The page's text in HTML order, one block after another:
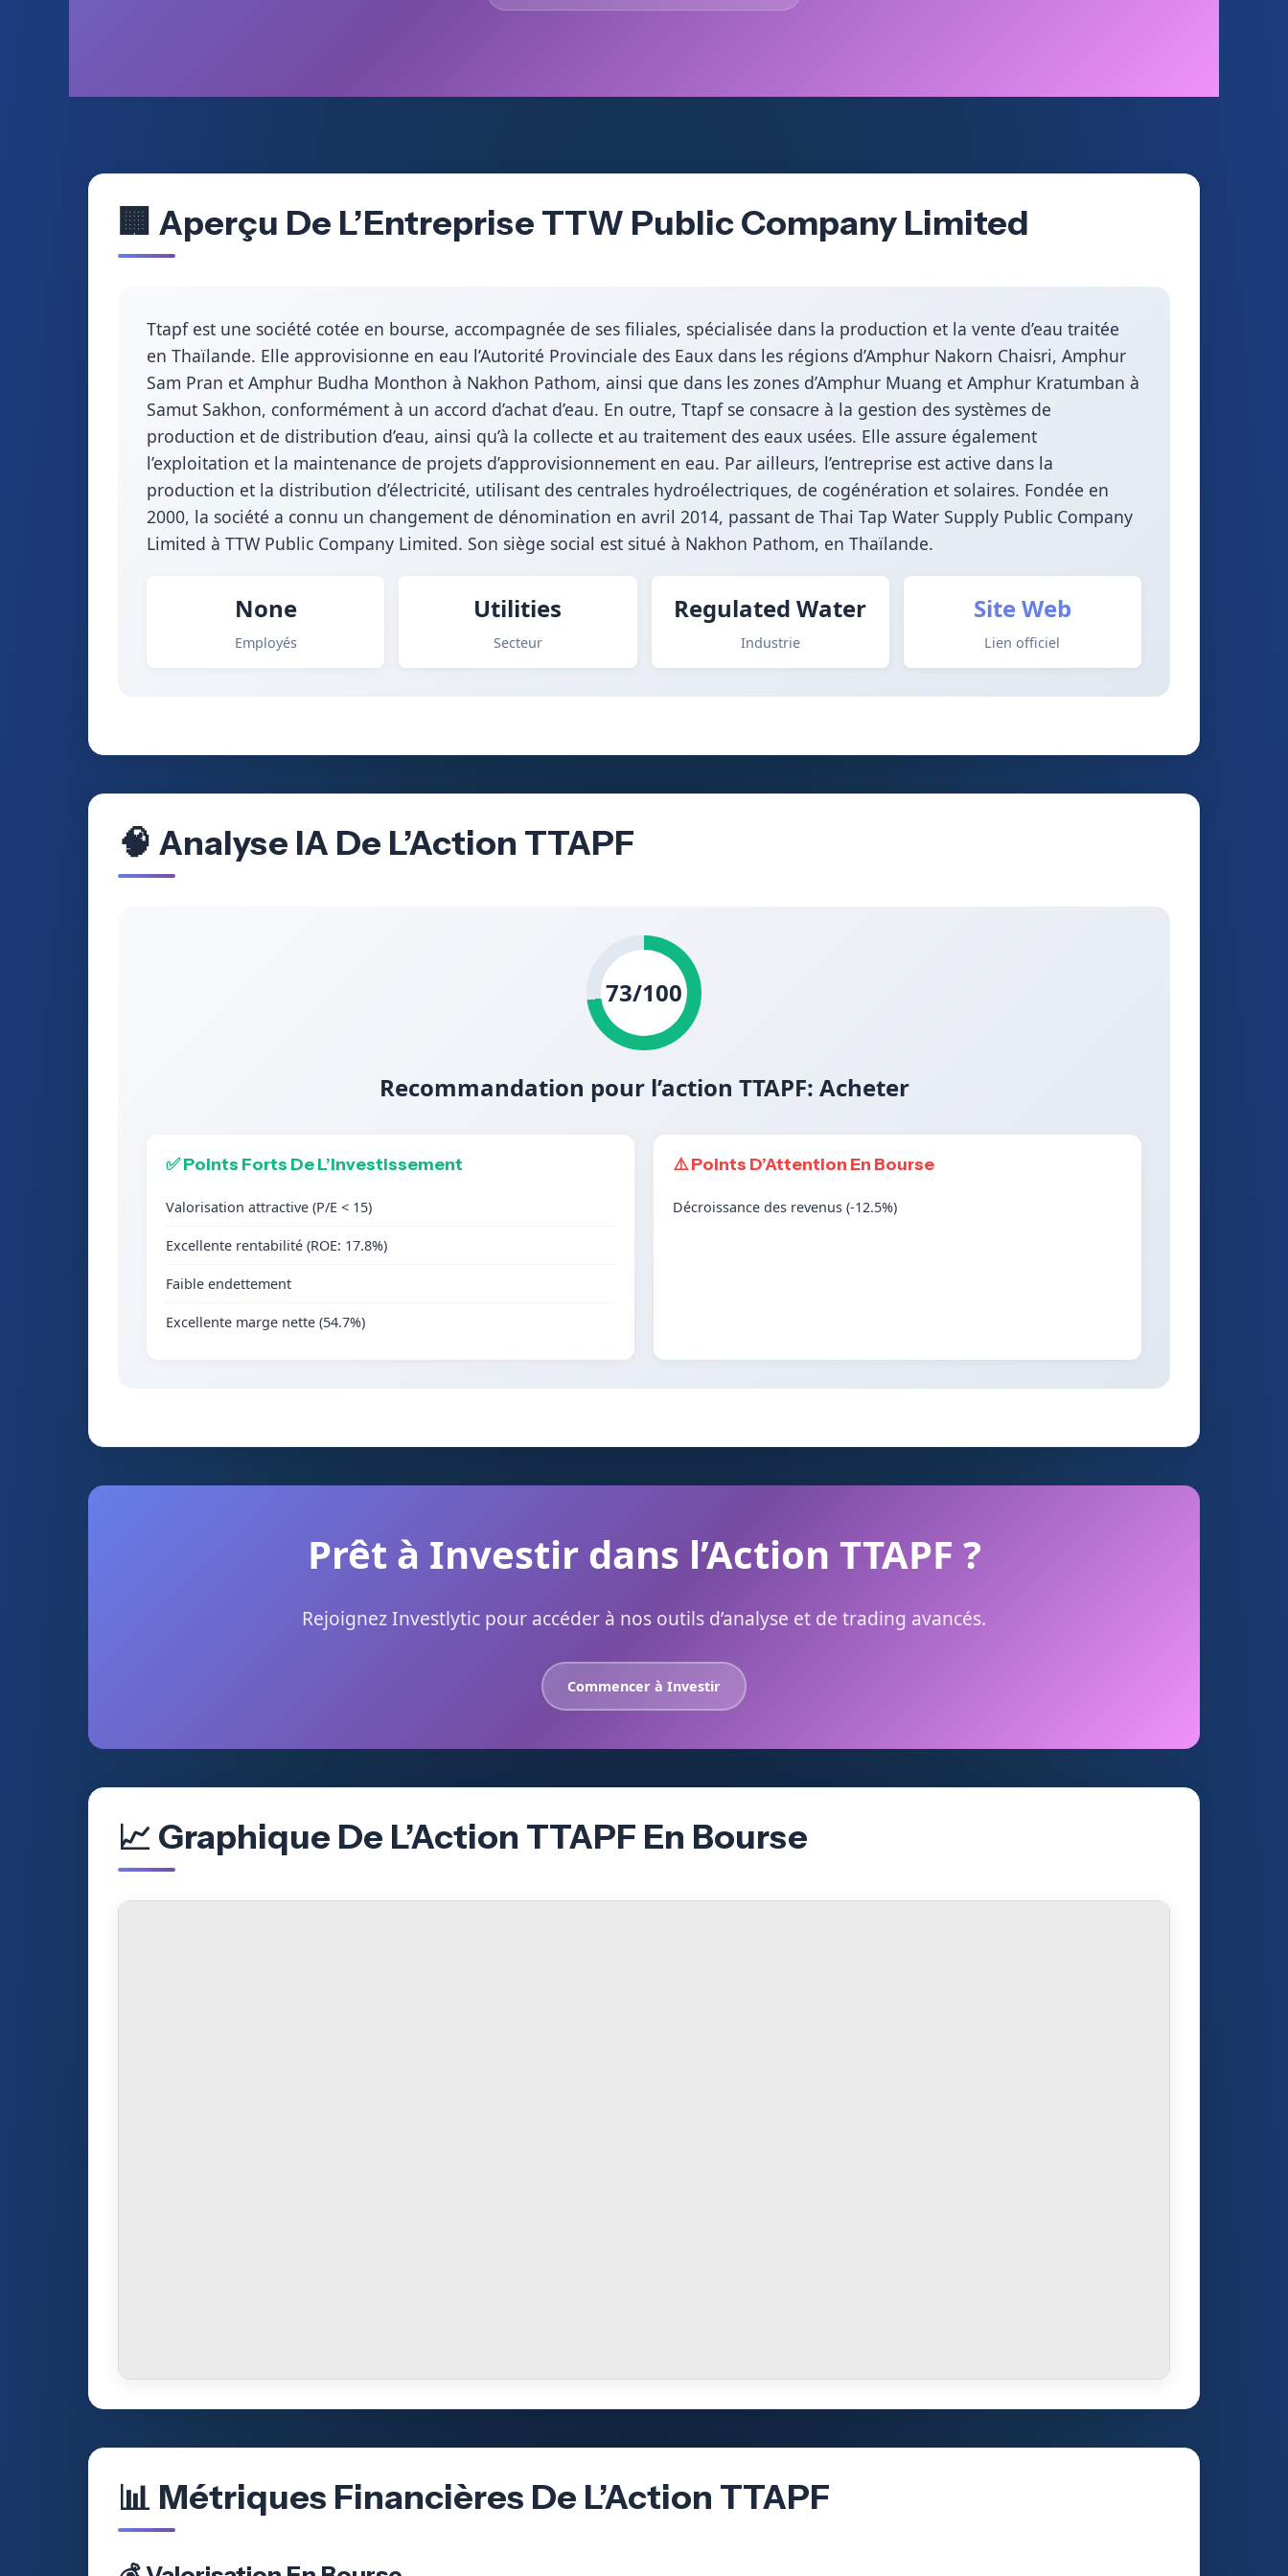
🏢 Aperçu De L’Entreprise TTW Public Company Limited
Ttapf est une société cotée en bourse, accompagnée de ses filiales, spécialisée dans la production et la vente d’eau traitée
en Thaïlande. Elle approvisionne en eau l’Autorité Provinciale des Eaux dans les régions d’Amphur Nakorn Chaisri, Amphur
Sam Pran et Amphur Budha Monthon à Nakhon Pathom, ainsi que dans les zones d’Amphur Muang et Amphur Kratumban à
Samut Sakhon, conformément à un accord d’achat d’eau. En outre, Ttapf se consacre à la gestion des systèmes de
production et de distribution d’eau, ainsi qu’à la collecte et au traitement des eaux usées. Elle assure également
l’exploitation et la maintenance de projets d’approvisionnement en eau. Par ailleurs, l’entreprise est active dans la
production et la distribution d’électricité, utilisant des centrales hydroélectriques, de cogénération et solaires. Fondée en
2000, la société a connu un changement de dénomination en avril 2014, passant de Thai Tap Water Supply Public Company
Limited à TTW Public Company Limited. Son siège social est situé à Nakhon Pathom, en Thaïlande.
None
Employés
Utilities
Secteur
Regulated Water
Industrie
Site Web
Lien officiel
🧠 Analyse IA De L’Action TTAPF
73/100
Recommandation pour l’action TTAPF: Acheter
✅ Points Forts De L’Investissement
Valorisation attractive (P/E < 15)
Excellente rentabilité (ROE: 17.8%)
Faible endettement
Excellente marge nette (54.7%)
⚠️ Points D’Attention En Bourse
Décroissance des revenus (-12.5%)
Prêt à Investir dans l’Action TTAPF ?
Rejoignez Investlytic pour accéder à nos outils d’analyse et de trading avancés.
Commencer à Investir
📈 Graphique De L’Action TTAPF En Bourse
📊 Métriques Financières De L’Action TTAPF